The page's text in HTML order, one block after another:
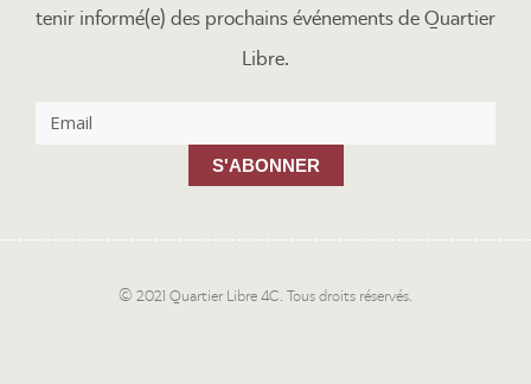
tenir informé(e) des prochains événements de Quartier
Libre.
S'ABONNER
© 2021 Quartier Libre 4C. Tous droits réservés.